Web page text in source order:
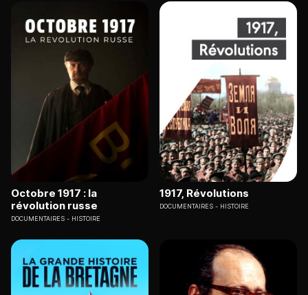
Octobre 1917 : la
révolution russe
DOCUMENTAIRES HISTOIRE
1917, Révolutions
DOCUMENTAIRES HISTOIRE